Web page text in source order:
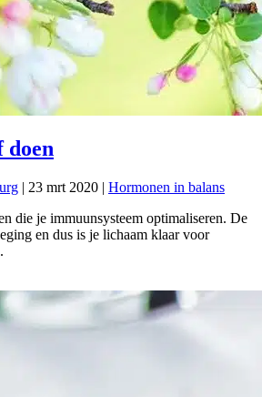
doen
| 23 mrt 2020 | Hormonen in balans
die je immuunsysteem optimaliseren. De
en dus is je lichaam klaar voor